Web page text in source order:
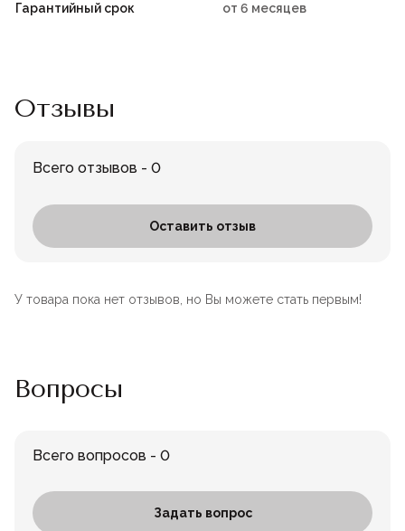
Гарантийный срок от 6 месяцев
Отзывы
Всего отзывов - 0
Оставить отзыв
У товара пока нет отзывов, но Вы можете стать первым!
Вопросы
Всего вопросов - 0
Задать вопрос